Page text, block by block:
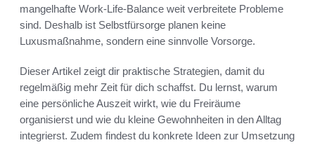
mangelhafte Work-Life-Balance weit verbreitete Probleme
sind. Deshalb ist Selbstfürsorge planen keine
Luxusmaßnahme, sondern eine sinnvolle Vorsorge.
Dieser Artikel zeigt dir praktische Strategien, damit du
regelmäßig mehr Zeit für dich schaffst. Du lernst, warum
eine persönliche Auszeit wirkt, wie du Freiräume
organisierst und wie du kleine Gewohnheiten in den Alltag
integrierst. Zudem findest du konkrete Ideen zur Umsetzung